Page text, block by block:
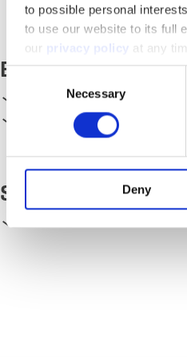
to possible personal
to use our website to its full
our privacy policy at any
Consent
Necessary
Deny
Equipements et
Animaux acceptés
Habitation de plain-pied
Services